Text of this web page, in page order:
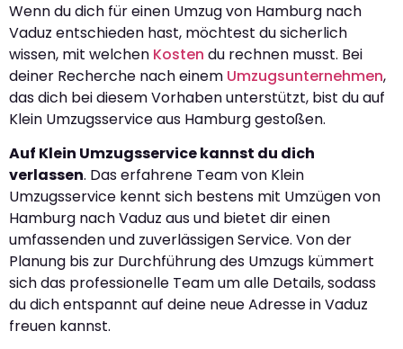
Wenn du dich für einen Umzug von Hamburg nach
Vaduz entschieden hast, möchtest du sicherlich
wissen, mit welchen Kosten du rechnen musst. Bei
deiner Recherche nach einem Umzugsunternehmen,
das dich bei diesem Vorhaben unterstützt, bist du auf
Klein Umzugsservice aus Hamburg gestoßen.
Auf Klein Umzugsservice kannst du dich
verlassen. Das erfahrene Team von Klein
Umzugsservice kennt sich bestens mit Umzügen von
Hamburg nach Vaduz aus und bietet dir einen
umfassenden und zuverlässigen Service. Von der
Planung bis zur Durchführung des Umzugs kümmert
sich das professionelle Team um alle Details, sodass
du dich entspannt auf deine neue Adresse in Vaduz
freuen kannst.